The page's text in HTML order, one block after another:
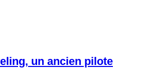
un ancien pilote